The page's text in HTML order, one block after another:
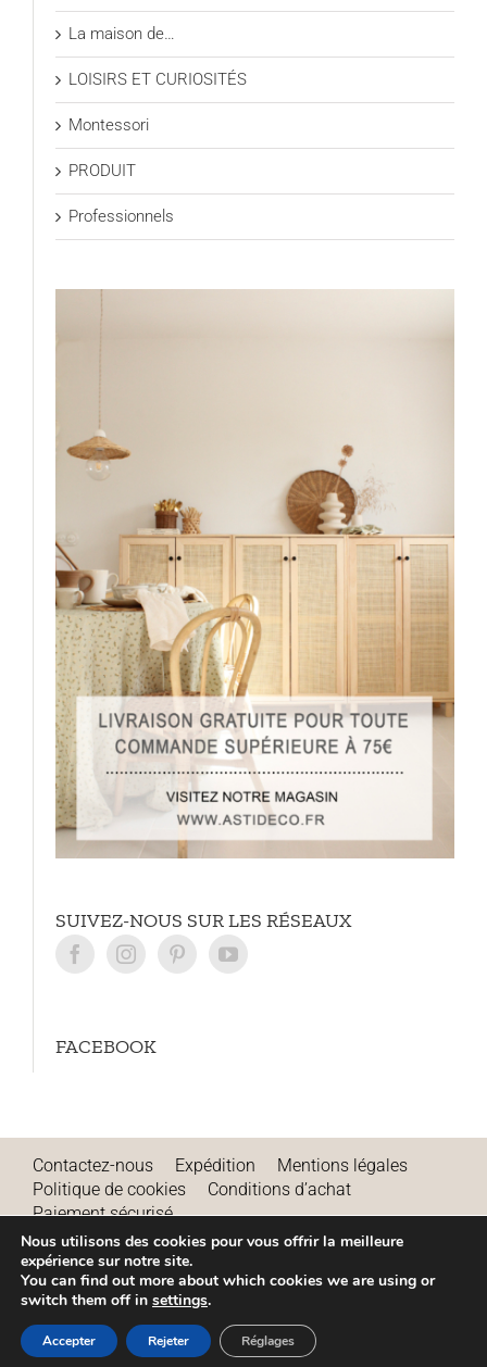
La maison de…
LOISIRS ET CURIOSITÉS
Montessori
PRODUIT
Professionnels
SUIVEZ-NOUS SUR LES RÉSEAUX
FACEBOOK
Contactez-nous Expédition
Mentions légales
Politique de cookies
Conditions d’achat
Paiement sécurisé
Remboursements et annulations
Conditions d’utilisation
© 2024 Astigarraga Kit Line, S.L. - Tous droits réservés
Nous utilisons des cookies pour vous offrir la meilleure
expérience sur notre site.
You can find out more about which cookies we are using or
switch them off in settings.
Accepter Rejeter Réglages